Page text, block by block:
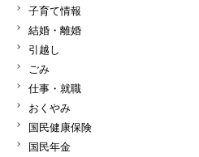
子育て情報
結婚・離婚
引越し
ごみ
仕事・就職
おくやみ
国民健康保険
国民年金